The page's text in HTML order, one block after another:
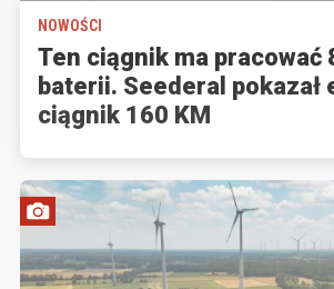
NOWOŚCI
Ten ciągnik ma pracować
baterii. Seederal
ciągnik 160 KM